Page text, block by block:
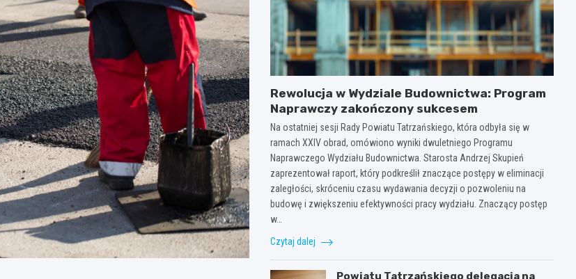
Rewolucja w Wydziale Budownictwa: Program
Naprawczy zakończony sukcesem
Na ostatniej sesji Rady Powiatu Tatrzańskiego, która odbyła się w
ramach XXIV obrad, omówiono wyniki dwuletniego Programu
Naprawczego Wydziału Budownictwa. Starosta Andrzej Skupień
zaprezentował raport, który podkreślił znaczące postępy w eliminacji
zaległości, skróceniu czasu wydawania decyzji o pozwoleniu na
budowę i zwiększeniu efektywności pracy wydziału. Znaczący postęp
w…
Czytaj dalej
Powiatu Tatrzańskiego delegacja na